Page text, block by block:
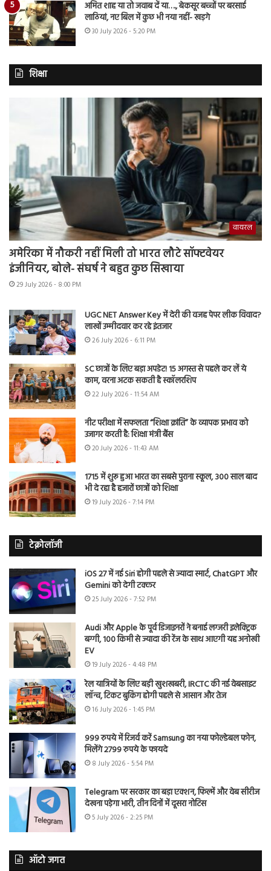
अमित शाह या तो जवाब दें या…., बेकसूर बच्चों पर बरसाई
लाठियां, नए बिल में कुछ भी नया नहीं- खड़गे
30 July 2026 - 5:20 PM
शिक्षा
वायरल
अमेरिका में नौकरी नहीं मिली तो भारत लौटे सॉफ्टवेयर
इंजीनियर, बोले- संघर्ष ने बहुत कुछ सिखाया
29 July 2026 - 8:00 PM
UGC NET Answer Key में देरी की वजह पेपर लीक विवाद?
लाखों उम्मीदवार कर रहे इंतजार
26 July 2026 - 6:11 PM
SC छात्रों के लिए बड़ा अपडेट! 15 अगस्त से पहले कर लें ये
काम, वरना अटक सकती है स्कॉलरशिप
22 July 2026 - 11:54 AM
नीट परीक्षा में सफलता “शिक्षा क्रांति” के व्यापक प्रभाव को
उजागर करती है: शिक्षा मंत्री बैंस
20 July 2026 - 11:43 AM
1715 में शुरू हुआ भारत का सबसे पुराना स्कूल, 300 साल बाद
भी दे रहा है हजारों छात्रों को शिक्षा
19 July 2026 - 7:14 PM
टेक्नोलॉजी
iOS 27 में नई Siri होगी पहले से ज्यादा स्मार्ट, ChatGPT और
Gemini को देगी टक्कर
25 July 2026 - 7:52 PM
Audi और Apple के पूर्व डिजाइनरों ने बनाई लग्जरी इलेक्ट्रिक
बग्गी, 100 किमी से ज्यादा की रेंज के साथ आएगी यह अनोखी
EV
19 July 2026 - 4:48 PM
रेल यात्रियों के लिए बड़ी खुशखबरी, IRCTC की नई वेबसाइट
लॉन्च, टिकट बुकिंग होगी पहले से आसान और तेज
16 July 2026 - 1:45 PM
999 रुपये में रिजर्व करें Samsung का नया फोल्डेबल फोन,
मिलेंगे 2799 रुपये के फायदे
8 July 2026 - 5:54 PM
Telegram पर सरकार का बड़ा एक्शन, फिल्में और वेब सीरीज
देखना पड़ेगा भारी, तीन दिनों में दूसरा नोटिस
5 July 2026 - 2:25 PM
ऑटो जगत